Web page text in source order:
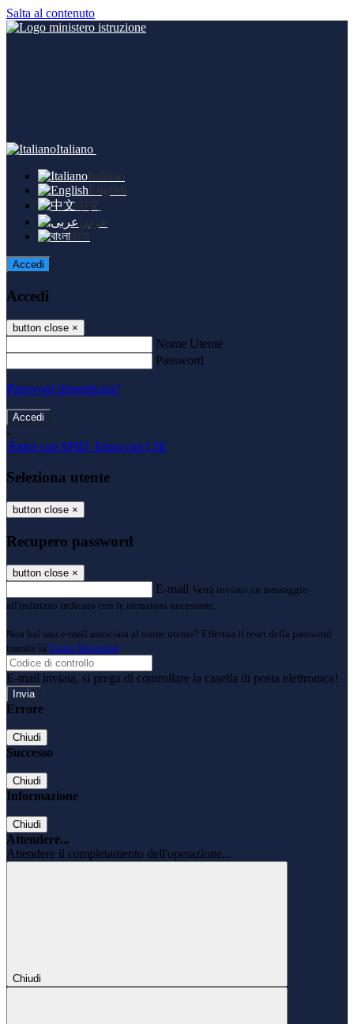
Salta al contenuto
Italiano
Italiano
English
中文
عربى
বাংলা
Accedi
Accedi
button close ×
Nome Utente
Password
Password dimenticata?
-
Entra con SPID Entra con CIE
Seleziona utente
button close ×
Recupero password
button close ×
E-mail Verrà inviato un messaggio
all'indirizzo indicato con le istruzioni necessarie.
Non hai una e-mail associata al nome utente? Effettua il reset della password
tramite la Login Spaggiari
E-mail inviata, si prega di controllare la casella di posta elettronica!
Errore
Chiudi
Successo
Chiudi
Informazione
Chiudi
Attendere...
Attendere il completamento dell'operazione...
Chiudi